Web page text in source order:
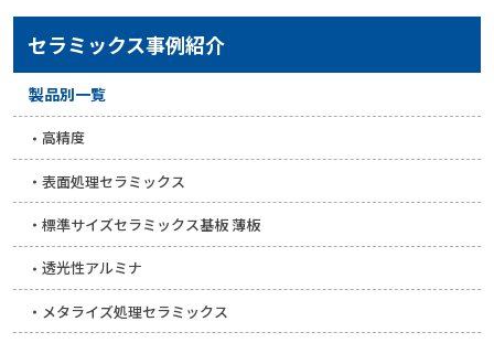
セラミックス事例紹介
製品別一覧
高精度
表面処理セラミックス
標準サイズセラミックス基板 薄板
透光性アルミナ
メタライズ処理セラミックス